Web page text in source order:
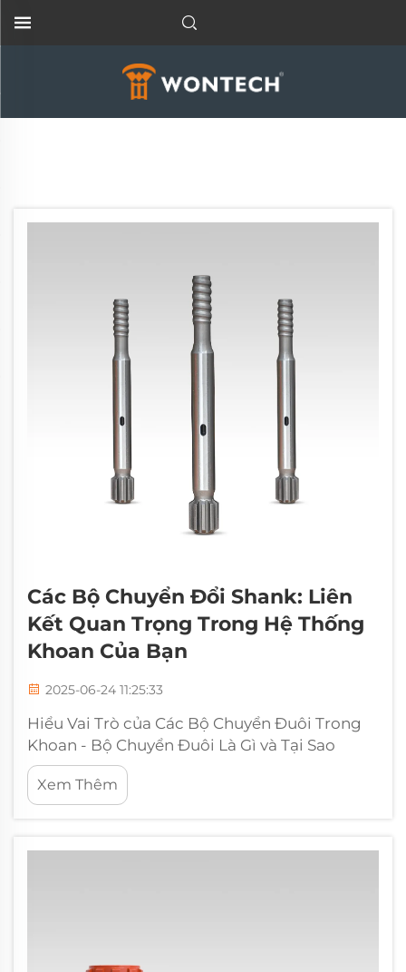
Các Bộ Chuyển Đổi Shank: Liên
Kết Quan Trọng Trong Hệ Thống
Khoan Của Bạn
2025-06-24 11:25:33
Hiểu Vai Trò của Các Bộ Chuyển Đuôi Trong
Khoan - Bộ Chuyển Đuôi Là Gì và Tại Sao
Chúng Quan Trọng? Các bộ chuyển đuôi
được sử dụng để kết nối bu lông với đầu va
đập hoặc bộ phận quay của máy khoan.
lắp đặt với...
Xem Thêm